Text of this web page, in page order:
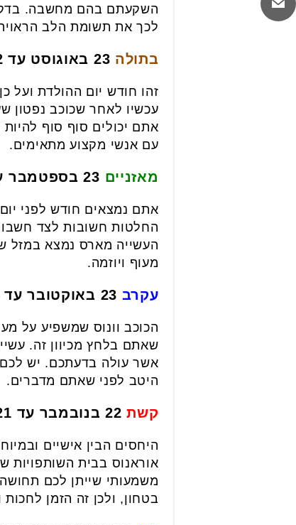
השקעתם בהם מחשבה. בדקו
לכך את תשומת הלב
בתולה
זהו חודש יום ההולדת ועל
עכשיו לאחר שכוכב נפטון
אתם יכולים סוף סוף
עם אנשי מקצוע מתאימים.
מאזניים
אתם נמצאים חודש לפני
החלטות חשובות לצד
העשייה מארס נמצא במזל
מעוף ויוזמה.
עקרב
הכוכב וונוס שמשפיע על
שאתם בלחץ מכיוון זה.
אשר עולה בדעתכם. יש
היטב לפני שאתם מדברים.
קשת22 בנובמבר עד 21 בדצמבר
היחסים הבין אישיים
אוראנוס בבית
משמעותי שייתן לכם
בטחון, ולכן זה הזמן